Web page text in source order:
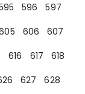
596
597
606
607
616 617
618
627
628